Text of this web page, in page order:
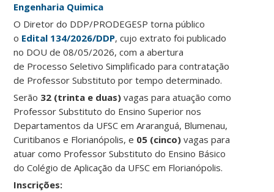
Engenharia Quimica
O Diretor do DDP/PRODEGESP torna público
o Edital 134/2026/DDP, cujo extrato foi publicado
no DOU de 08/05/2026, com a abertura
de Processo Seletivo Simplificado para contratação
de Professor Substituto por tempo determinado.
Serão 32 (trinta e duas) vagas para atuação como
Professor Substituto do Ensino Superior nos
Departamentos da UFSC em Araranguá, Blumenau,
Curitibanos e Florianópolis, e 05 (cinco) vagas para
atuar como Professor Substituto do Ensino Básico
do Colégio de Aplicação da UFSC em Florianópolis.
Inscrições: